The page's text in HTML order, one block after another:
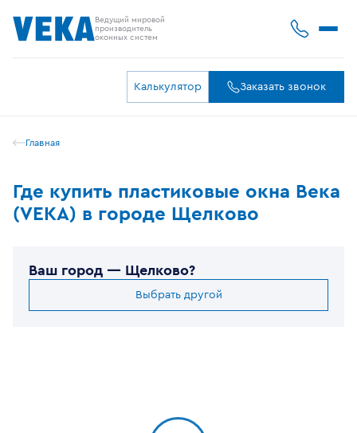
Ведущий мировой
производитель
оконных систем
Калькулятор Заказать звонок
Главная
Где купить пластиковые окна Века
(VEKA) в городе Щелково
Ваш город — Щелково?
Выбрать другой